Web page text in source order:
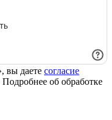
вы даете согласие
об обработке